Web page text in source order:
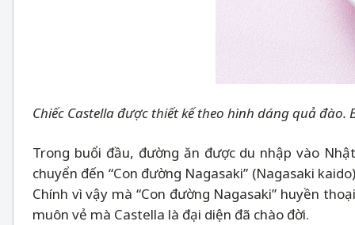
Chiếc Castella được thiết kế theo hình dáng quả
Trong buổi đầu, đường ăn được du nhập vào
chuyển đến “Con đường Nagasaki” (Nagasaki
Chính vì vậy mà “Con đường Nagasaki” huyền
muôn vẻ mà Castella là đại diện đã chào đời.